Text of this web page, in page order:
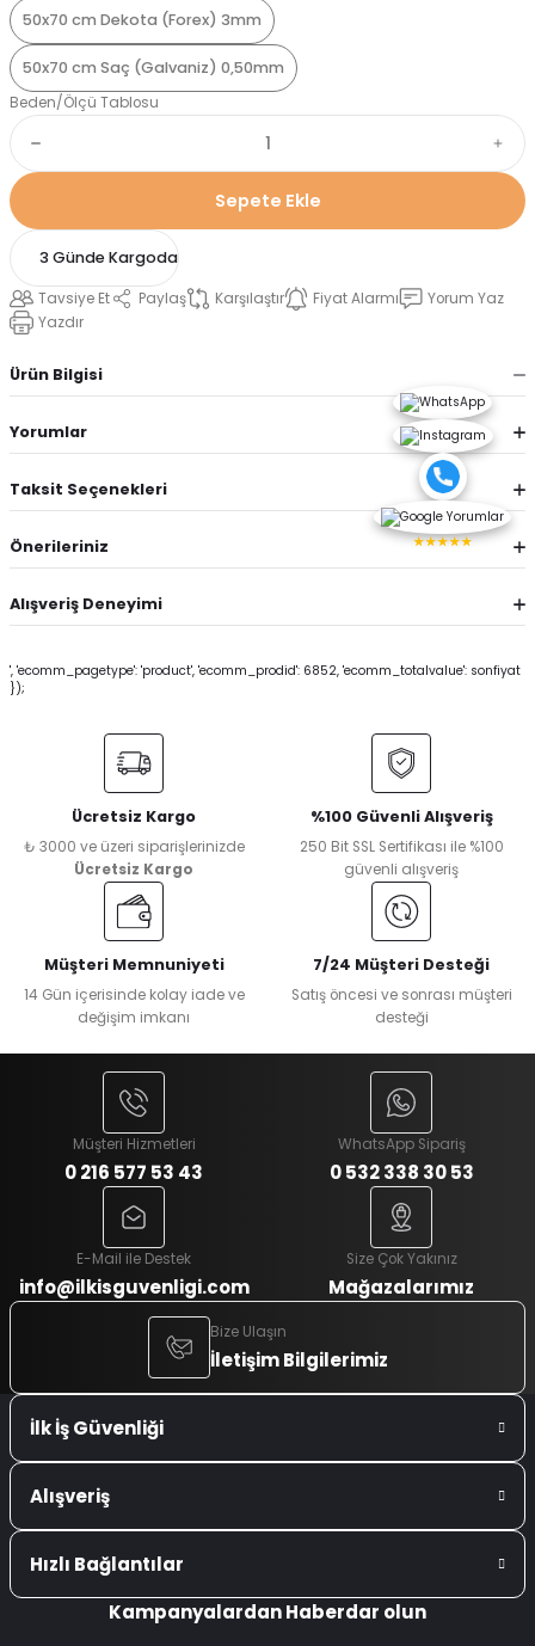
50x70 cm Dekota (Forex) 3mm
50x70 cm Saç (Galvaniz) 0,50mm
Beden/Ölçü Tablosu
Sepete Ekle
3 Günde Kargoda
Tavsiye Et Paylaş Karşılaştır Fiyat Alarmı
Yorum Yaz
Yazdır
Ürün Bilgisi
Yorumlar
Taksit Seçenekleri
Önerileriniz
Alışveriş Deneyimi
', 'ecomm_pagetype': 'product', 'ecomm_prodid': 6852, 'ecomm_totalvalue': sonfiyat
});
Ücretsiz Kargo
₺ 3000 ve üzeri siparişlerinizde
Ücretsiz Kargo
%100 Güvenli Alışveriş
250 Bit SSL Sertifikası ile %100
güvenli alışveriş
Müşteri Memnuniyeti
14 Gün içerisinde kolay iade ve
değişim imkanı
7/24 Müşteri Desteği
Satış öncesi ve sonrası müşteri
desteği
Müşteri Hizmetleri
0 216 577 53 43
WhatsApp Sipariş
0 532 338 30 53
E-Mail ile Destek
info@ilkisguvenligi.com
Size Çok Yakınız
Mağazalarımız
Bize Ulaşın
İletişim Bilgilerimiz
İlk İş Güvenliği
Alışveriş
Hızlı Bağlantılar
★★★★★
Kampanyalardan Haberdar olun